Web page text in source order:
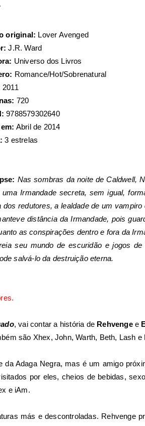
original: Lover Avenged
J.R. Ward
Universo dos Livros
Romance/Hot/Sobrenatural
2011
720
9788579302640
Abril de 2014
3 estrelas
Nas sombras da noite de Caldwell,
Irmandade secreta, sem igual,
redutores, a lealdade de um
distância da Irmandade, pois
as conspirações dentro e fora da
seu mundo de escuridão e jogos
salvá-lo da destruição eterna.
, vai contar a história de Rehvengee
são Xhex, John, Warth, Beth, Lash e
da Adaga Negra, mas é um amigo
por eles, cheios de bebidas,
e iAm.
más e descontroladas. Rehvenge